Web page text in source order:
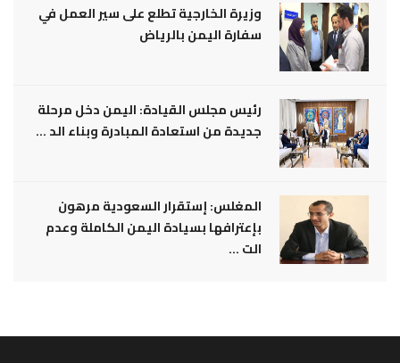
وزيرة الخارجية تطلع على سير العمل في
سفارة اليمن بالرياض
رئيس مجلس القيادة: اليمن دخل مرحلة
جديدة من استعادة المبادرة وبناء الد ...
المغلس: إستقرار السعودية مرهون
بإعترافها بسيادة اليمن الكاملة وعدم
الت ...